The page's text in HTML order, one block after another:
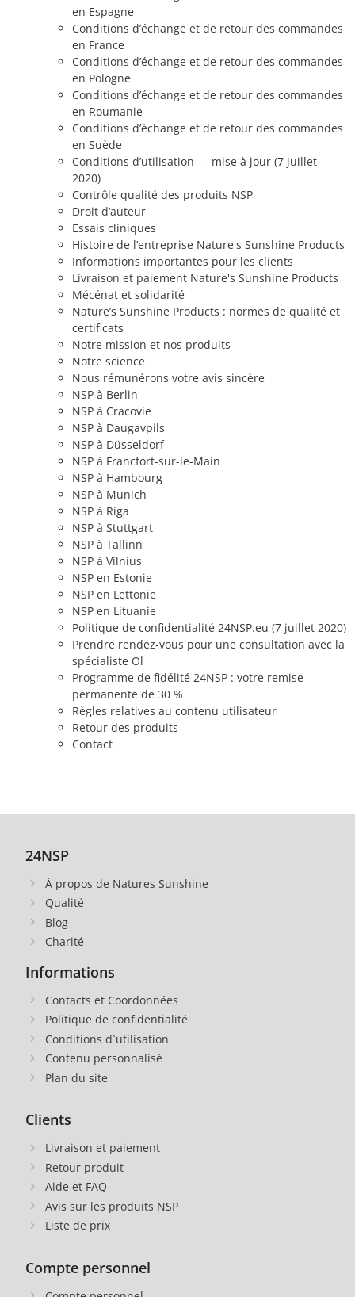
en Espagne
Conditions d’échange et de retour des commandes
en France
Conditions d’échange et de retour des commandes
en Pologne
Conditions d’échange et de retour des commandes
en Roumanie
Conditions d’échange et de retour des commandes
en Suède
Conditions d’utilisation — mise à jour (7 juillet
2020)
Contrôle qualité des produits NSP
Droit d’auteur
Essais cliniques
Histoire de l’entreprise Nature's Sunshine Products
Informations importantes pour les clients
Livraison et paiement Nature's Sunshine Products
Mécénat et solidarité
Nature’s Sunshine Products : normes de qualité et
certificats
Notre mission et nos produits
Notre science
Nous rémunérons votre avis sincère
NSP à Berlin
NSP à Cracovie
NSP à Daugavpils
NSP à Düsseldorf
NSP à Francfort-sur-le-Main
NSP à Hambourg
NSP à Munich
NSP à Riga
NSP à Stuttgart
NSP à Tallinn
NSP à Vilnius
NSP en Estonie
NSP en Lettonie
NSP en Lituanie
Politique de confidentialité 24NSP.eu (7 juillet 2020)
Prendre rendez-vous pour une consultation avec la
spécialiste Ol
Programme de fidélité 24NSP : votre remise
permanente de 30 %
Règles relatives au contenu utilisateur
Retour des produits
Contact
24NSP
À propos de Natures Sunshine
Qualité
Blog
Charité
Informations
Contacts et Coordonnées
Politique de confidentialité
Conditions d`utilisation
Contenu personnalisé
Plan du site
Clients
Livraison et paiement
Retour produit
Aide et FAQ
Avis sur les produits NSP
Liste de prix
Compte personnel